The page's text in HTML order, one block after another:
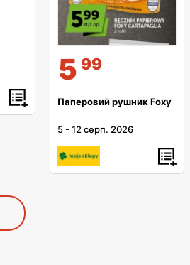
5 99
Паперовий рушник Foxy
5 -12 серп. 2026